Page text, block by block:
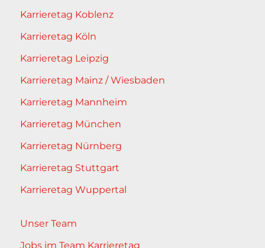
Karrieretag Koblenz
Karrieretag Köln
Karrieretag Leipzig
Karrieretag Mainz / Wiesbaden
Karrieretag Mannheim
Karrieretag München
Karrieretag Nürnberg
Karrieretag Stuttgart
Karrieretag Wuppertal
Unser Team
Jobs im Team Karrieretag